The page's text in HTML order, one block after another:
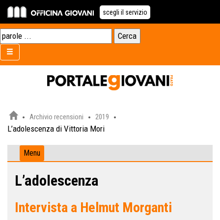
scegli il servizio
Archivio recensioni 2019
L’adolescenza di Vittoria Mori
Menu
L’adolescenza
Intervista a Helmut Morganti